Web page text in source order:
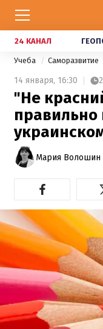
24 КАНАЛ
Учеба Саморазвитие
14 января, 16:30 2
"Не
правильно
Мария Волошин